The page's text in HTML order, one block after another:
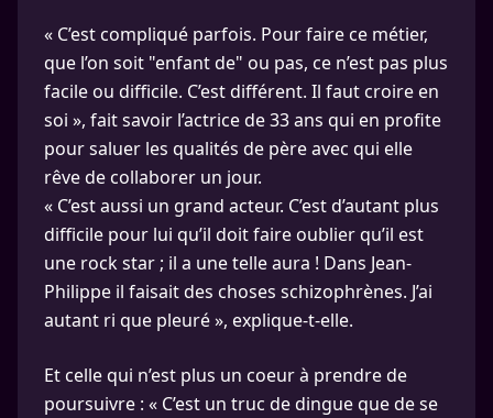
« C’est compliqué parfois. Pour faire ce métier,
que l’on soit "enfant de" ou pas, ce n’est pas plus
facile ou difficile. C’est différent. Il faut croire en
soi », fait savoir l’actrice de 33 ans qui en profite
pour saluer les qualités de père avec qui elle
rêve de collaborer un jour.
« C’est aussi un grand acteur. C’est d’autant plus
difficile pour lui qu’il doit faire oublier qu’il est
une rock star ; il a une telle aura ! Dans Jean-
Philippe il faisait des choses schizophrènes. J’ai
autant ri que pleuré », explique-t-elle.
Et celle qui n’est plus un coeur à prendre de
poursuivre : « C’est un truc de dingue que de se